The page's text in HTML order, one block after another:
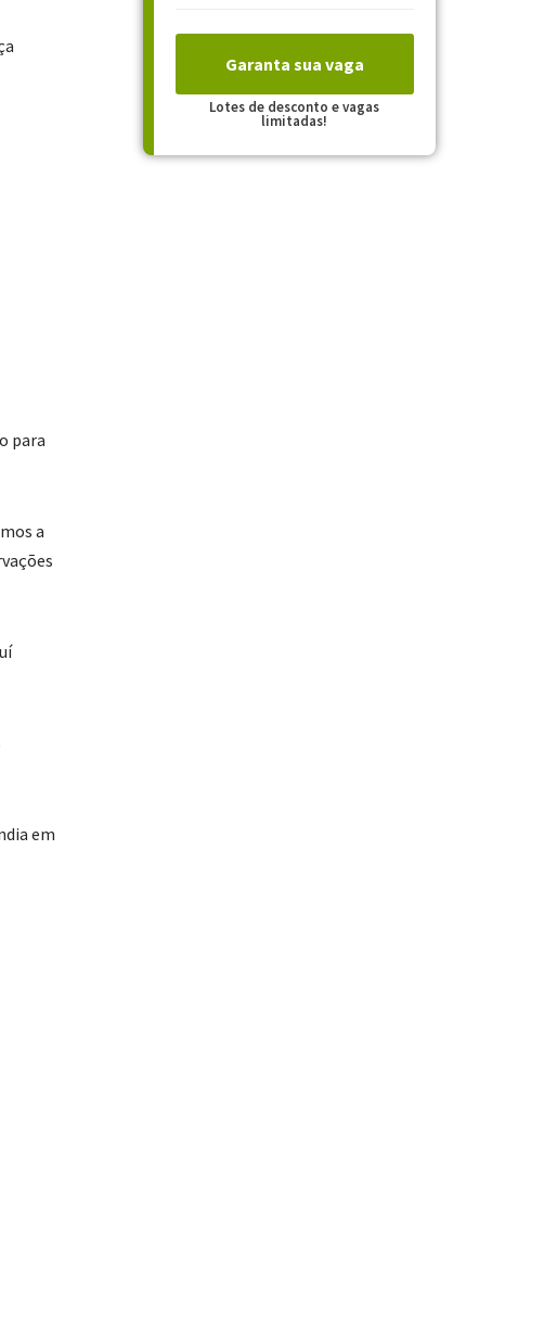
para
a
em
Garanta sua vaga
Lotes de desconto e vagas
limitadas!